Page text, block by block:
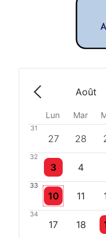
Précédent -
Mois
Lun Mar
31
27
Un évènement
28
Un
32
3
Un évènement
4
33
10
Un évènement
11
34
17 18